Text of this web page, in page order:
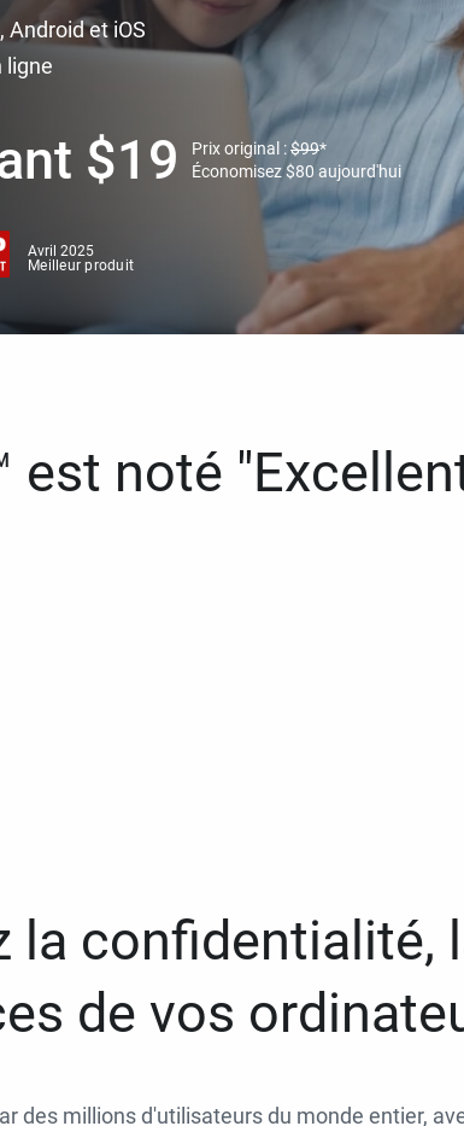
, Android et iOS
ligne
$19 Prix original :$99*
Économisez$80 aujourd'hui
Avril 2025
Meilleur produit
est noté
la confidentialité,
de vos
des millions d'utilisateurs du monde entier,